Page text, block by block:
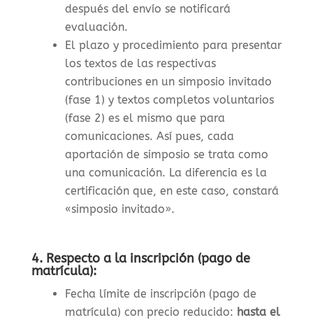
después del envío se notificará
evaluación.
El plazo y procedimiento para presentar
los textos de las respectivas
contribuciones en un simposio invitado
(fase 1) y textos completos voluntarios
(fase 2) es el mismo que para
comunicaciones. Así pues, cada
aportación de simposio se trata como
una comunicación. La diferencia es la
certificación que, en este caso, constará
«simposio invitado».
4. Respecto a la inscripción (pago de
matrícula):
Fecha límite de inscripción (pago de
matrícula) con precio reducido: hasta el